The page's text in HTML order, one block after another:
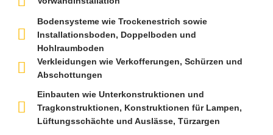
Bodensysteme wie Trockenestrich sowie
Installationsboden, Doppelboden und
Hohlraumboden
Verkleidungen wie Verkofferungen, Schürzen und
Abschottungen
Einbauten wie Unterkonstruktionen und
Tragkonstruktionen, Konstruktionen für Lampen,
Lüftungsschächte und Auslässe, Türzargen